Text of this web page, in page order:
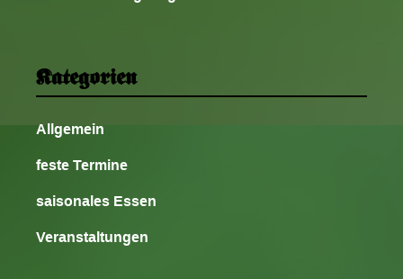
Kategorien
Allgemein
feste Termine
saisonales Essen
Veranstaltungen